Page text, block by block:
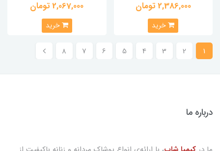
2,386,000 تومان
خرید
2,067,000 تومان
خرید
1
2
3
4
5
6
7
8
درباره ما